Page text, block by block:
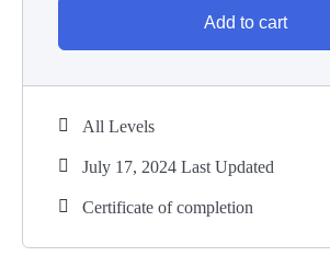
mi quis hendrerit dolor magna eget est
malesuada fames ac turpis egestas
nulla pharetra diam sit amet. Duis tristique
amet commodo nulla facilisi nullam.
pharetra diam sit amet. Rutrum quisque non
faucibus in ornare quam. Imperdiet proin
eu augue. Vitae justo eget magna
Add to cart
All Levels
July 17, 2024 Last Updated
Certificate of completion